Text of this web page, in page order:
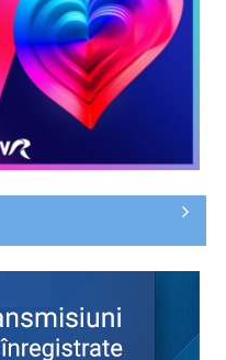
de emisiuni
"Iljimae, hoţul fantomă",